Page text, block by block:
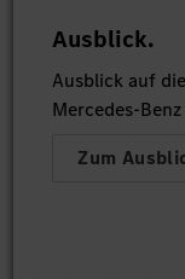
Ausblick.
Ausblick auf
Mercedes-
Zum